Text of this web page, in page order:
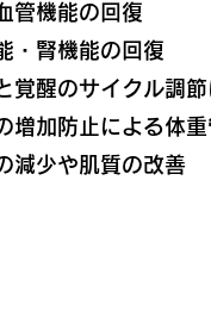
管機能の回復
・腎機能の回復
覚醒のサイクル調
増加防止による体
減少や肌質の改善